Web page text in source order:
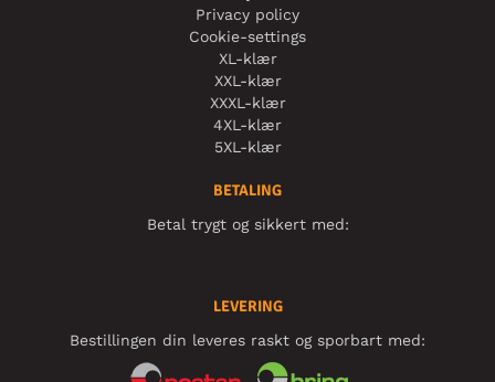
Privacy policy
Cookie-settings
XL-klær
XXL-klær
XXXL-klær
4XL-klær
5XL-klær
BETALING
Betal trygt og sikkert med:
LEVERING
Bestillingen din leveres raskt og sporbart med: